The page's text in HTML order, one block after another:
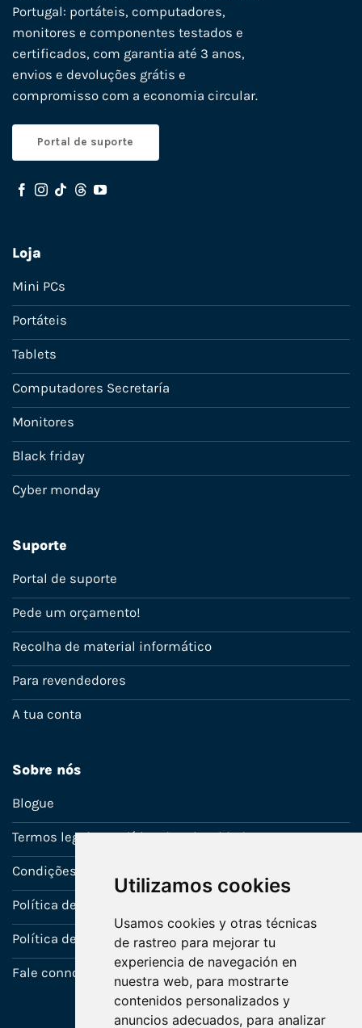
Utilizamos cookies
Usamos cookies y otras técnicas
de rastreo para mejorar tu
experiencia de navegación en
nuestra web, para mostrarte
contenidos personalizados y
anuncios adecuados, para analizar
Portugal: portáteis, computadores,
monitores e componentes testados e
certificados, com garantia até 3 anos,
envios e devoluções grátis e
compromisso com a economia circular.
Portal de suporte
Loja
Mini PCs
Portáteis
Tablets
Computadores Secretaría
Monitores
Black friday
Cyber monday
Suporte
Portal de suporte
Pede um orçamento!
Recolha de material informático
Para revendedores
A tua conta
Sobre nós
Blogue
Termos legais e política de privacidade
Condições de venda
Política de Garantia
Política de utilização de cookies
Fale connosco